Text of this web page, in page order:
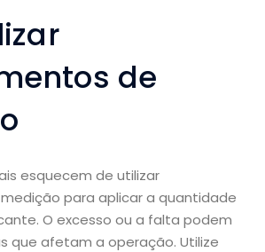
de
esquecem de utilizar
para aplicar a quantidade
O excesso ou a falta podem
que afetam a operação. Utilize